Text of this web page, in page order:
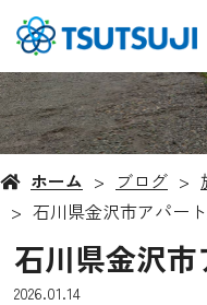
ホーム ブログ
石川県金沢市アパー
石川県金沢
2026.01.14